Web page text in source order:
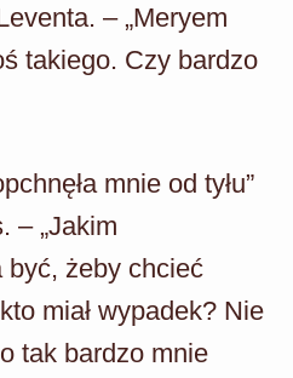
– „Meryem
takiego. Czy bardzo
mnie od tyłu”
– „Jakim
być, żeby chcieć
miał wypadek? Nie
tak bardzo mnie